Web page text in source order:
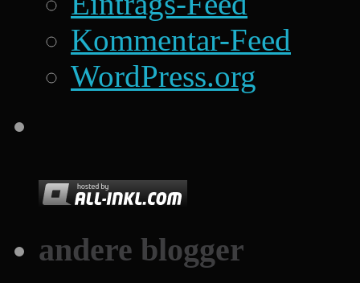
Kommentar-Feed
WordPress.org
andere blogger